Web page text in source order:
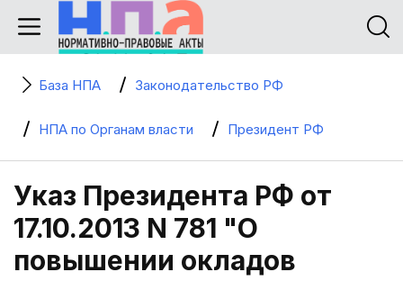
База НПА Законодательство РФ
НПА по Органам власти Президент РФ
Указ Президента РФ от
17.10.2013 N 781 "О
повышении окладов